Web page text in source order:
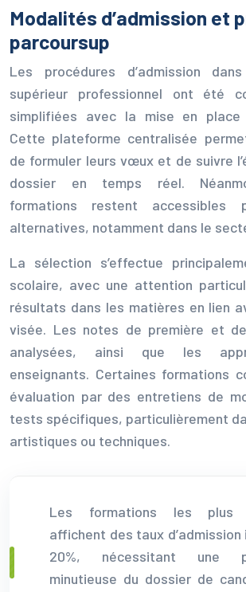
Modalités d’admission et
parcoursup
Les procédures d’admission dans
supérieur professionnel ont été
simplifiées avec la mise en place
Cette plateforme centralisée
de formuler leurs vœux et de suivre
dossier en temps réel.
formations restent accessibles
alternatives, notamment dans le
La sélection s’effectue
scolaire, avec une attention
résultats dans les matières en lien
visée. Les notes de première et
analysées, ainsi que les
enseignants. Certaines formations
évaluation par des entretiens de
tests spécifiques, particulièrement
artistiques ou techniques.
Les formations les plus
affichent des taux d’admission
20%, nécessitant une
minutieuse du dossier de